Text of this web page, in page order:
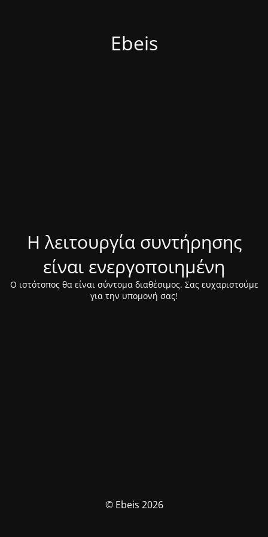
Ebeis
Η λειτουργία συντήρησης
είναι ενεργοποιημένη
Ο ιστότοπος θα είναι σύντομα διαθέσιμος. Σας ευχαριστούμε
για την υπομονή σας!
© Ebeis 2026